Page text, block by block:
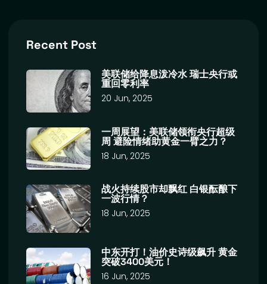
Recent Post
美联储给降息泼冷水 瑞士央行或
重回零利率
20 Jun, 2025
一周展望：美联储领衔央行超级
周 避险情绪助黄金一臂之力？
18 Jun, 2025
战火持续股市却飘红 白银酝酿下
一波行情？
18 Jun, 2025
中东开打！油价史诗级飙升 黄金
突破3400美元！
16 Jun, 2025